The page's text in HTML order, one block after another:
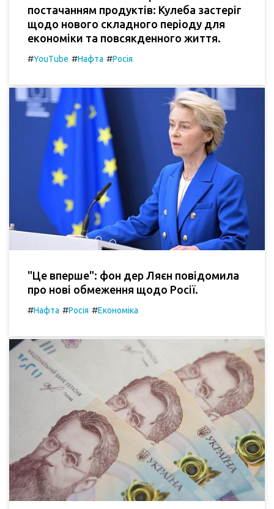
постачанням продуктів: Кулеба застеріг
щодо нового складного періоду для
економіки та повсякденного життя.
#YouTube #Нафта #Росія
"Це вперше": фон дер Ляєн повідомила
про нові обмеження щодо Росії.
#Нафта #Росія #Економіка